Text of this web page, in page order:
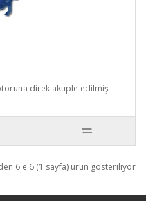
direk akuple edilmiş
6 e 6 (1 sayfa) ürün gösteriliyor